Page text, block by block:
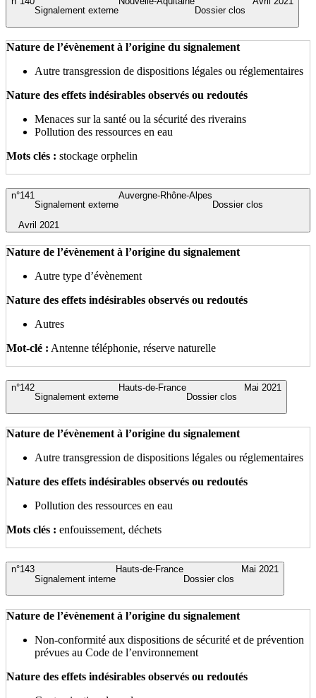
Dossier clos
Signalement externe
Nature de l’évènement à l’origine du signalement
Autre transgression de dispositions légales ou réglementaires
Nature des effets indésirables observés ou redoutés
Menaces sur la santé ou la sécurité des riverains
Pollution des ressources en eau
Mots clés : stockage orphelin
Avril 2021
Dossier clos
Auvergne-Rhône-Alpes
Signalement externe
n°141
Nature de l’évènement à l’origine du signalement
Autre type d’évènement
Nature des effets indésirables observés ou redoutés
Autres
Mot-clé : Antenne téléphonie, réserve naturelle
Mai 2021
Dossier clos
Hauts-de-France
Signalement externe
n°142
Nature de l’évènement à l’origine du signalement
Autre transgression de dispositions légales ou réglementaires
Nature des effets indésirables observés ou redoutés
Pollution des ressources en eau
Mots clés : enfouissement, déchets
Mai 2021
Dossier clos
Hauts-de-France
Signalement interne
n°143
Nature de l’évènement à l’origine du signalement
Non-conformité aux dispositions de sécurité et de prévention
prévues au Code de l’environnement
Nature des effets indésirables observés ou redoutés